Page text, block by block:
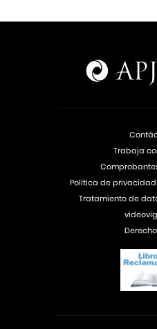
Trabaja
Política de
Tratamiento de